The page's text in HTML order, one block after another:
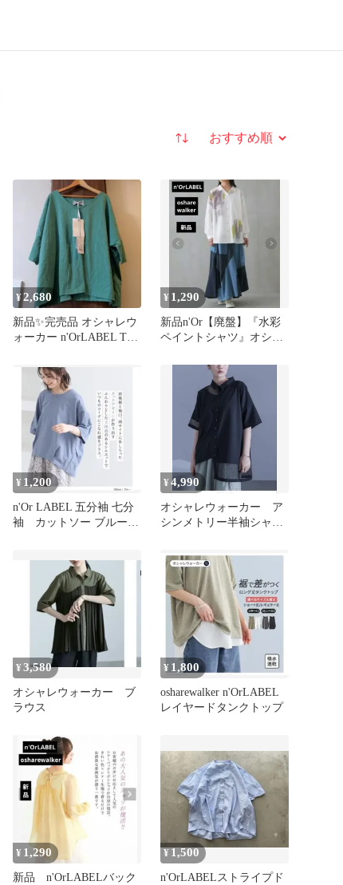
並び替え
¥2,680
新品✨完売品 オシャレウ
ォーカー n'OrLABEL Tシ
¥ 1,290
新品n'Or【廃盤】『水彩
ペイントシャツ』オシャ
¥ 1,200
n'Or LABEL 五分袖 七分
袖 カットソー ブルー
¥4,990
オシャレウォーカー ア
シンメトリー半袖シャ
¥3,580
オシャレウォーカー ブ
ラウス
¥ 1,800
osharewalker n'OrLABEL
レイヤードタンクトップ
¥ 1,290
新品 n'OrLABELバック
¥ 1,500
n'OrLABELストライプド